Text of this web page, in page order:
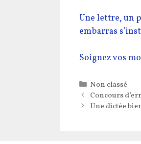
Une lettre, un
embarras
Soignez vos
Catégories
Non classé
Concours
Une dictée